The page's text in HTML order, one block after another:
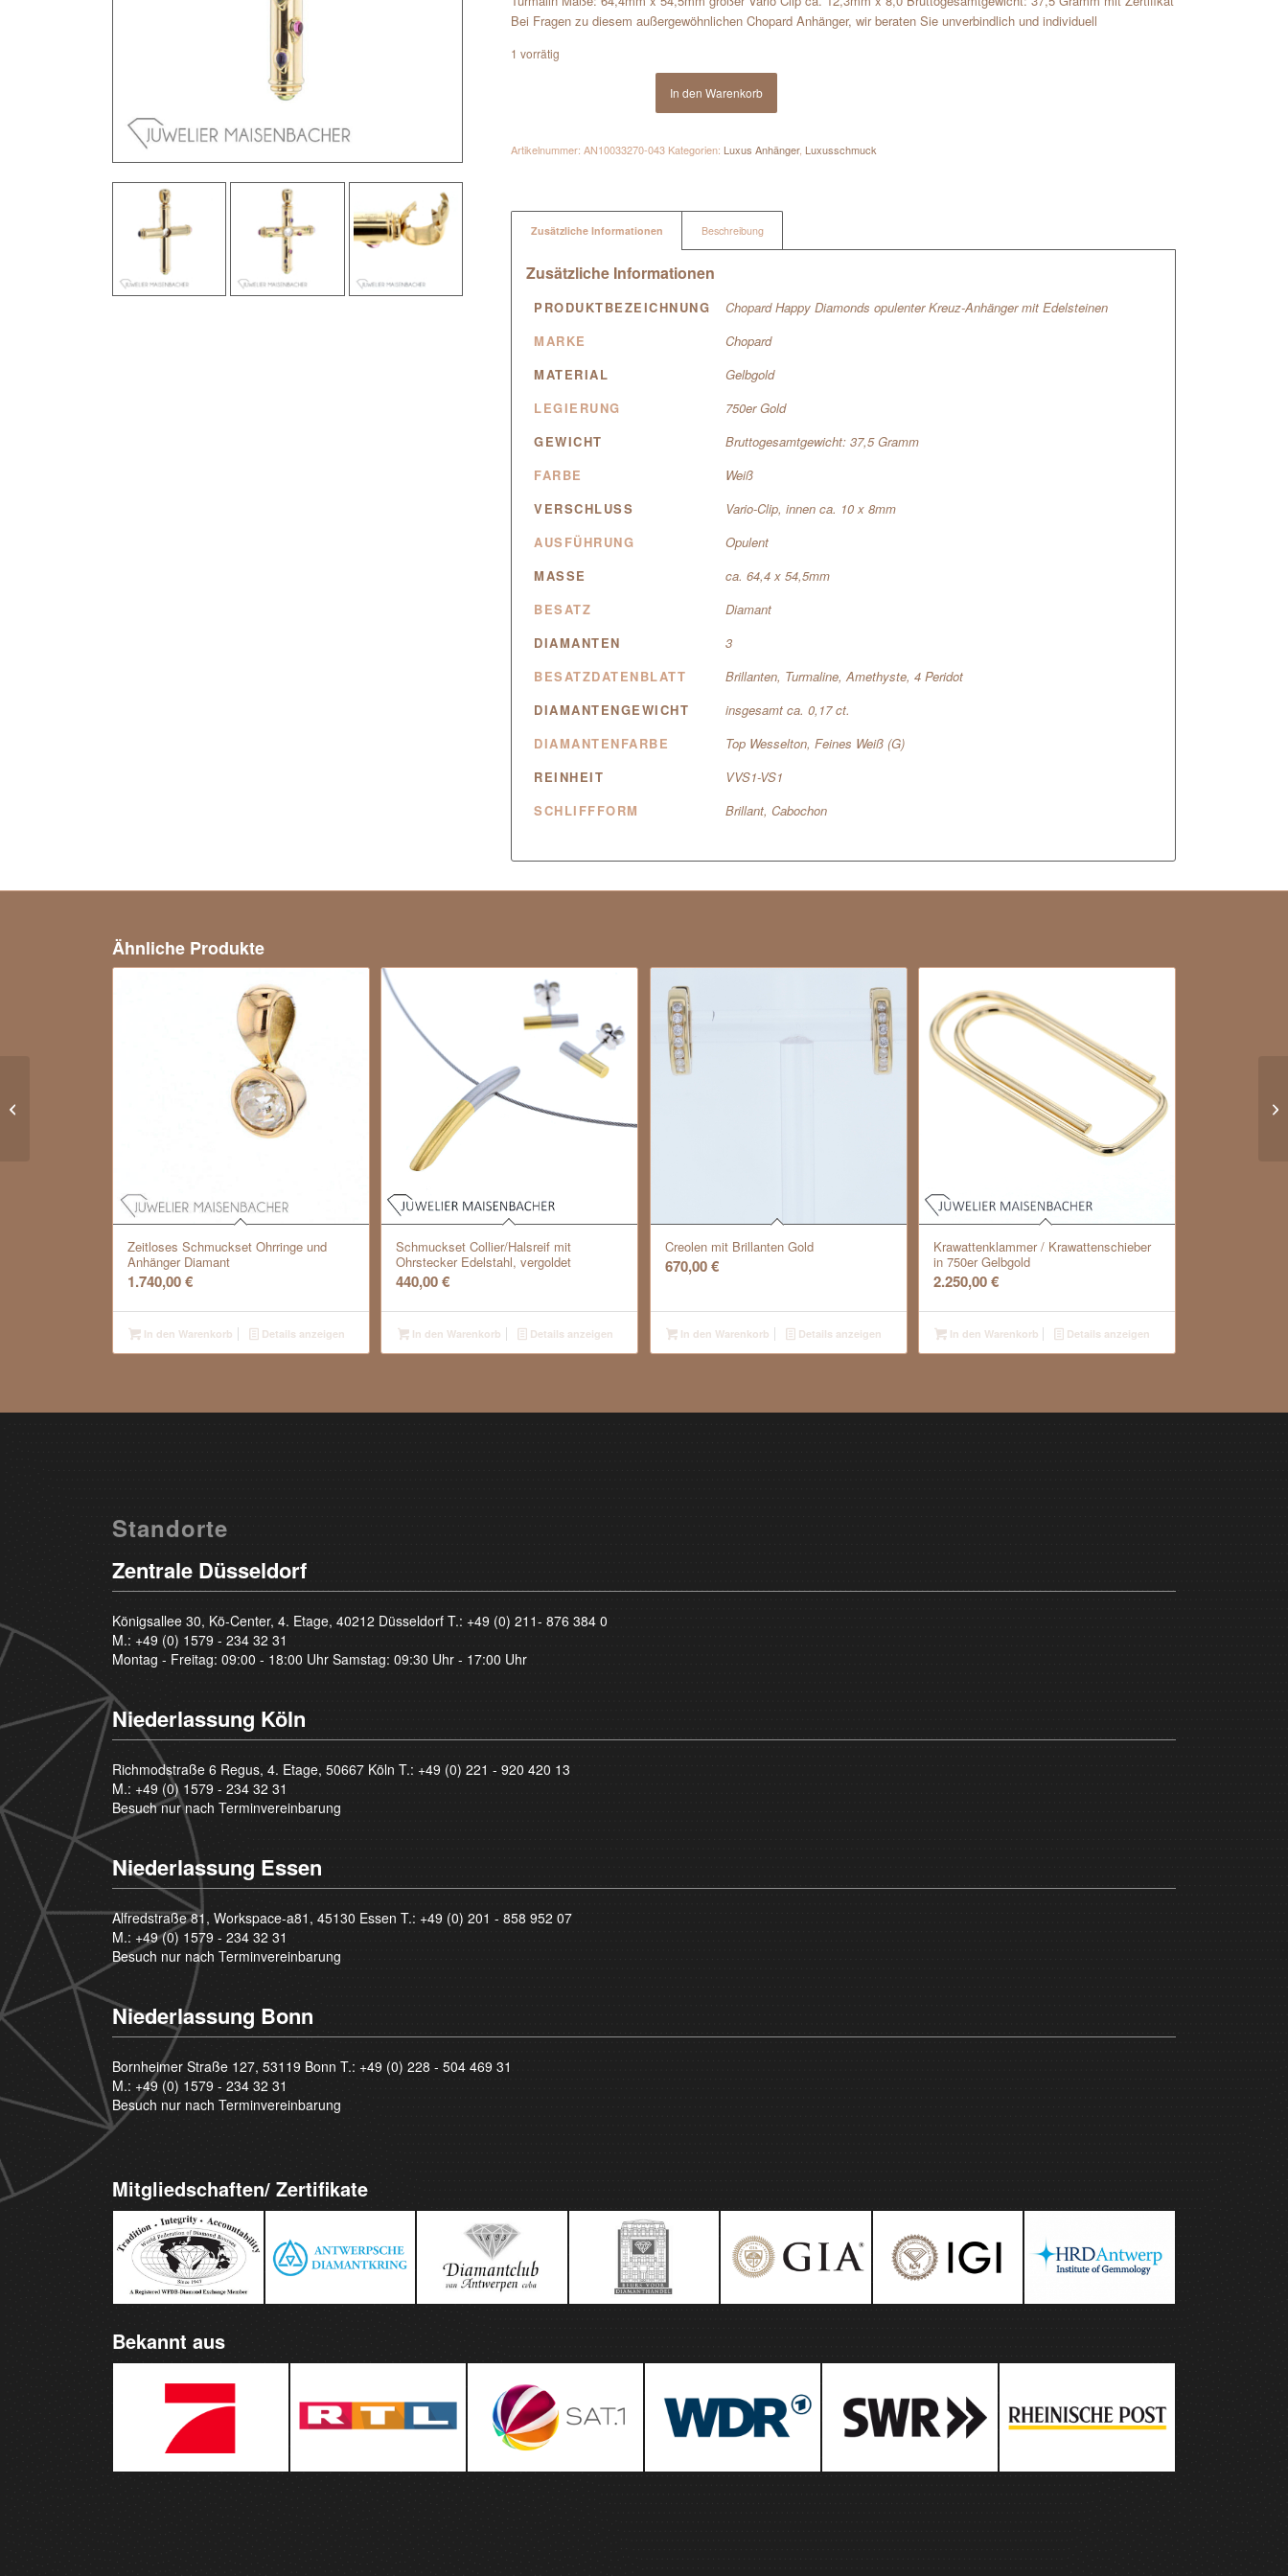
Bei Fragen zu diesem außergewöhnlichen Chopard Anhänger, wir beraten Sie unverbindlich und individuell
1 vorrätig
In den Warenkorb
Artikelnummer:AN10033270-043 Kategorien: Luxus Anhänger, Luxusschmuck
Zusätzliche Informationen Beschreibung
Zusätzliche Informationen
PRODUKTBEZEICHNUNG
Chopard Happy Diamonds opulenter Kreuz-Anhänger mit Edelsteinen
MARKE
Chopard
MATERIAL
Gelbgold
LEGIERUNG
750er Gold
GEWICHT
Bruttogesamtgewicht: 37,5 Gramm
FARBE
Weiß
VERSCHLUSS
Vario-Clip, innen ca. 10 x 8mm
AUSFÜHRUNG
Opulent
MASSE
ca. 64,4 x 54,5mm
BESATZ
Diamant
DIAMANTEN
3
BESATZDATENBLATT
Brillanten, Turmaline, Amethyste, 4 Peridot
DIAMANTENGEWICHT
insgesamt ca. 0,17 ct.
DIAMANTENFARBE
Top Wesselton, Feines Weiß (G)
REINHEIT
VVS1-VS1
SCHLIFFFORM
Brillant, Cabochon
Ähnliche Produkte
Zeitloses Schmuckset Ohrringe und
Anhänger Diamant
1.740,00€
In den Warenkorb Details anzeigen
Schmuckset Collier/Halsreif mit
Ohrstecker Edelstahl, vergoldet
440,00€
In den Warenkorb Details anzeigen
Creolen mit Brillanten Gold
670,00€
In den Warenkorb Details anzeigen
Krawattenklammer / Krawattenschieber
in 750er Gelbgold
2.250,00€
In den Warenkorb Details anzeigen
Standorte
Zentrale Düsseldorf
Königsallee 30, Kö-Center, 4. Etage, 40212 Düsseldorf T.: +49 (0) 211- 876 384 0
M.: +49 (0) 1579 - 234 32 31
Montag - Freitag: 09:00 - 18:00 Uhr Samstag: 09:30 Uhr - 17:00 Uhr
Niederlassung Köln
Richmodstraße 6 Regus, 4. Etage, 50667 Köln T.: +49 (0) 221 - 920 420 13
M.: +49 (0) 1579 - 234 32 31
Besuch nur nach Terminvereinbarung
Niederlassung Essen
Alfredstraße 81, Workspace-a81, 45130 Essen T.: +49 (0) 201 - 858 952 07
M.: +49 (0) 1579 - 234 32 31
Besuch nur nach Terminvereinbarung
Niederlassung Bonn
Bornheimer Straße 127, 53119 Bonn T.: +49 (0) 228 - 504 469 31
M.: +49 (0) 1579 - 234 32 31
Besuch nur nach Terminvereinbarung
Mitgliedschaften/ Zertifikate
Bekannt aus